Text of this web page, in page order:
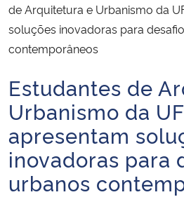
Ministério da Economia
Ministério da Infraestrutura
Ministério da Agricultura, Pecuária e
Ministério da Educação
Ministério da Cidadania
de Arquitetura e Urbanismo da
soluções inovadoras para
contemporâneos
Início do conteúdo
Estudantes de
Urbanismo da
apresentam
inovadoras para
urbanos